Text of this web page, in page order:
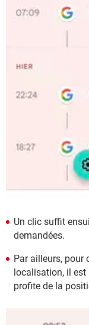
Un clic suffit
demandées.
Par ailleurs, pour
localisation, il est
profite de la